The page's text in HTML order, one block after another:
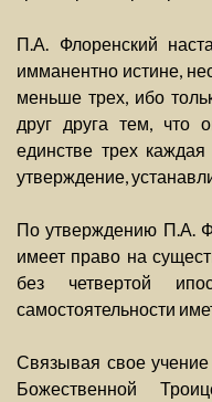
П.А. Флоренский
имманентно истине,
меньше трех, ибо
друг друга тем, что
единстве трех
утверждение,
По утверждению П.А.
имеет право на
без четвертой
самостоятельности
Связывая свое
Божественной